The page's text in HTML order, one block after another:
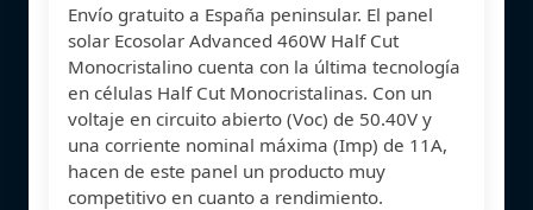
Envío gratuito a España peninsular. El panel
solar Ecosolar Advanced 460W Half Cut
Monocristalino cuenta con la última tecnología
en células Half Cut Monocristalinas. Con un
voltaje en circuito abierto (Voc) de 50.40V y
una corriente nominal máxima (Imp) de 11A,
hacen de este panel un producto muy
competitivo en cuanto a rendimiento.